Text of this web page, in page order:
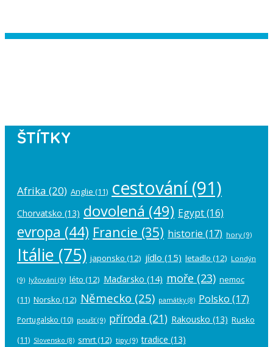
ŠTÍTKY
Afrika (20) Anglie (11) cestování(91)
Chorvatsko (13) dovolená (49) Egypt(16)
evropa (44) Francie (35) historie (17) hory (9)
Itálie (75) japonsko (12) jídlo (15) letadlo (12) Londýn
(9) lyžování (9) léto (12) Maďarsko (14) moře (23) nemoc
(11) Norsko (12) Německo (25) památky(8) Polsko (17)
Portugalsko (10) poušť(9) příroda (21) Rakousko (13) Rusko
(11) Slovensko (8) smrt(12) tipy (9) tradice (13)